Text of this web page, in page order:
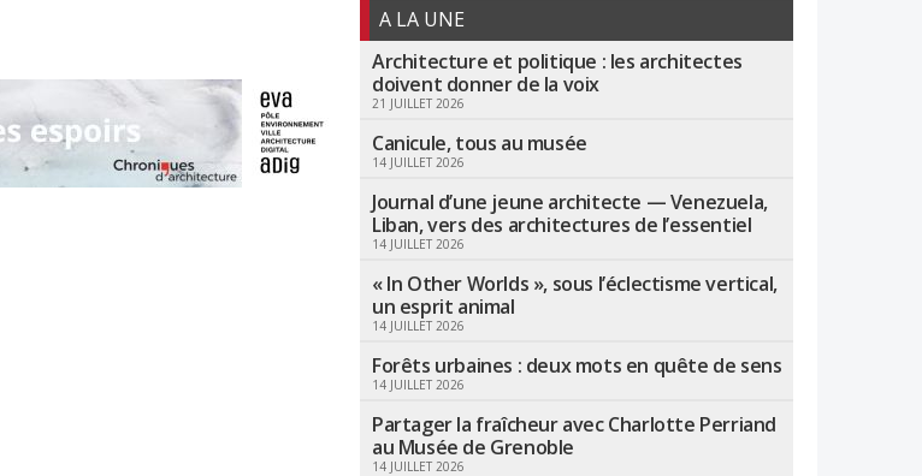
A LA UNE
Architecture et politique : les architectes
doivent donner de la voix
21 JUILLET 2026
Canicule, tous au musée
14 JUILLET 2026
Journal d’une jeune architecte — Venezuela,
Liban, vers des architectures de l’essentiel
14 JUILLET 2026
« In Other Worlds », sous l’éclectisme vertical,
un esprit animal
14 JUILLET 2026
Forêts urbaines : deux mots en quête de sens
14 JUILLET 2026
Partager la fraîcheur avec Charlotte Perriand
au Musée de Grenoble
14 JUILLET 2026